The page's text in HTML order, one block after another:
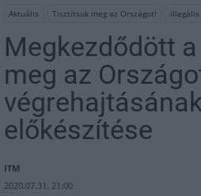
Aktuális Tisztítsuk meg az Országot!
Megkezdődött
meg az
végrehajtásának
előkészítése
ITM
2020.07.31. 21:00